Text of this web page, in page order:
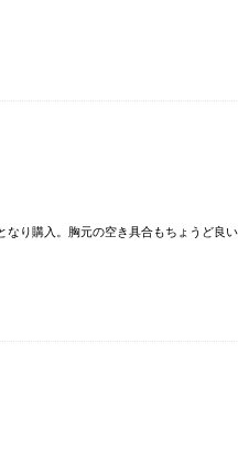
なり購入。胸元の空き具合もちょうど良